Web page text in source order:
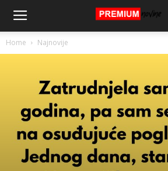
Home Najnovije